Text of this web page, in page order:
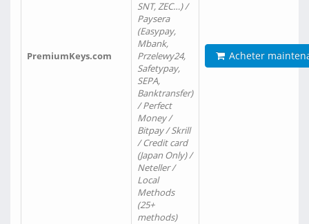
PremiumKeys.com
SNT, ZEC…) /
Paysera
(Easypay,
Mbank,
Przelewy24,
Safetypay,
SEPA,
Banktransfer)
/ Perfect
Money /
Bitpay / Skrill
/ Credit card
(Japan Only) /
Neteller /
Local
Methods
(25+
methods)
Acheter